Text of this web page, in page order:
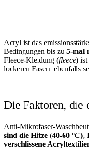
Acryl ist das
Bedingungen bis zu 5-mal
Fleece-Kleidung (fleece) ist
lockeren Fasern ebenfalls
Die Faktoren, die
Anti-Mikrofaser-
sind die Hitze (40-60
verschlissene